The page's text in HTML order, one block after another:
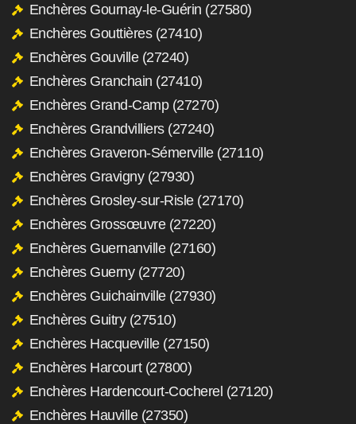
Enchères Gournay-le-Guérin (27580)
Enchères Gouttières (27410)
Enchères Gouville (27240)
Enchères Granchain (27410)
Enchères Grand-Camp (27270)
Enchères Grandvilliers (27240)
Enchères Graveron-Sémerville (27110)
Enchères Gravigny (27930)
Enchères Grosley-sur-Risle (27170)
Enchères Grossœuvre (27220)
Enchères Guernanville (27160)
Enchères Guerny (27720)
Enchères Guichainville (27930)
Enchères Guitry (27510)
Enchères Hacqueville (27150)
Enchères Harcourt (27800)
Enchères Hardencourt-Cocherel (27120)
Enchères Hauville (27350)